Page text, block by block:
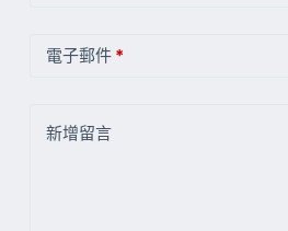
電子郵件*
新增留言